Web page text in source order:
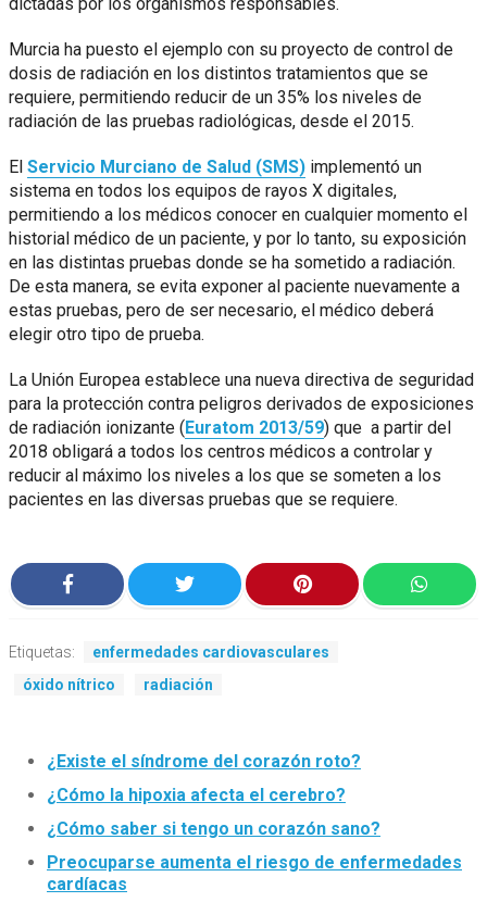
dictadas por los organismos responsables.
Murcia ha puesto el ejemplo con su proyecto de control de
dosis de radiación en los distintos tratamientos que se
requiere, permitiendo reducir de un 35% los niveles de
radiación de las pruebas radiológicas, desde el 2015.
El Servicio Murciano de Salud (SMS) implementó un
sistema en todos los equipos de rayos X digitales,
permitiendo a los médicos conocer en cualquier momento el
historial médico de un paciente, y por lo tanto, su exposición
en las distintas pruebas donde se ha sometido a radiación.
De esta manera, se evita exponer al paciente nuevamente a
estas pruebas, pero de ser necesario, el médico deberá
elegir otro tipo de prueba.
La Unión Europea establece una nueva directiva de seguridad
para la protección contra peligros derivados de exposiciones
de radiación ionizante ( Euratom 2013/59) que a partir del
2018 obligará a todos los centros médicos a controlar y
reducir al máximo los niveles a los que se someten a los
pacientes en las diversas pruebas que se requiere.
Etiquetas:
enfermedades cardiovasculares
óxido nítrico
radiación
¿Existe el síndrome del corazón roto?
¿Cómo la hipoxia afecta el cerebro?
¿Cómo saber si tengo un corazón sano?
Preocuparse aumenta el riesgo de enfermedades
cardíacas